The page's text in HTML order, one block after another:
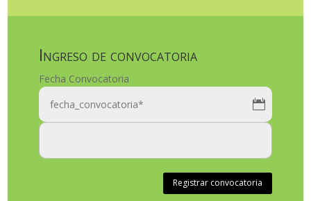
Ingreso de convocatoria
Fecha Convocatoria
Registrar convocatoria